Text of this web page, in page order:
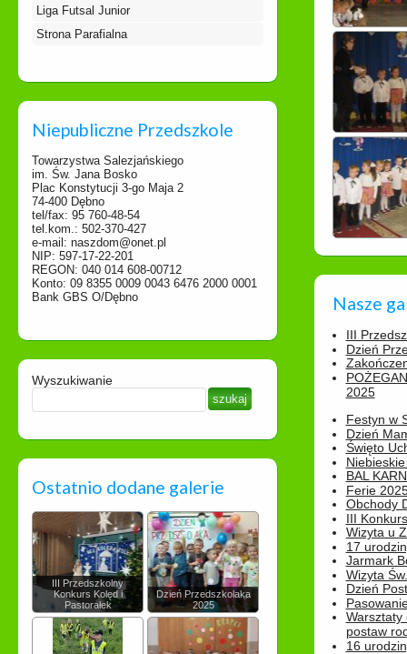
Liga Futsal Junior
Strona Parafialna
Niepubliczne Przedszkole
Towarzystwa Salezjańskiego
im. Św. Jana Bosko
Plac Konstytucji 3-go Maja 2
74-400 Dębno
tel/fax: 95 760-48-54
tel.kom.: 502-370-427
e-mail: naszdom@onet.pl
NIP: 597-17-22-201
REGON: 040 014 608-00712
Konto: 09 8355 0009 0043 6476 2000 0001
Bank GBS O/Dębno
Wyszukiwanie
Ostatnio dodane galerie
III Przedszkolny
Konkurs Kolęd i
Pastorałek
Dzień Przedszkolaka
2025
Nasze
III
Dzień
2025
Festyn w
Dzień
Święto
BAL
Ferie
Obchody
III
Wizyta u
17
Jarmark
Wizyta
Dzień
Warsztaty
postaw
16